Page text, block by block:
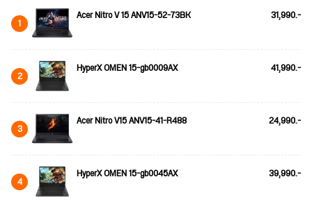
1 Acer Nitro V 15 ANV15-52-73BK 31,990.-
2 HyperX OMEN 15-gb0009AX 41,990.-
3 Acer Nitro V15 ANV15-41-R488 24,990.-
4 HyperX OMEN 15-gb0045AX 39,990.-